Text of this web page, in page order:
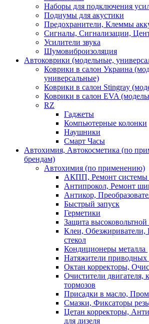
Наборы для подключения
Подиумы для акустики
Предохранители, Клеммы
Сигналы, Сигнализации,
Усилители звука
Шумовиброизоляция
Автоковрики (модельные,
Коврики в салон Украина
универсальные)
Коврики в салон Stingray
Коврики в салон EVA
RZ
Гаджеты
Компьютерные колонки
Наушники
Смарт Часы
Автохимия, Автокосметика (по
брендам)
Автохимия (по применению)
АКПП, Ремонт системы
Антипрокол, Ремонт
Антикор,
Быстрый запуск
Герметики
Защита высоковольтной
Клеи, Обезжириватели,
стекол
Кондиционеры металла
Натяжители приводных
Октан корректоры,
Очистители двигателя,
тормозов
Присадки в масло,
Смазки, Фиксаторы
Цетан корректоры,
для дизеля